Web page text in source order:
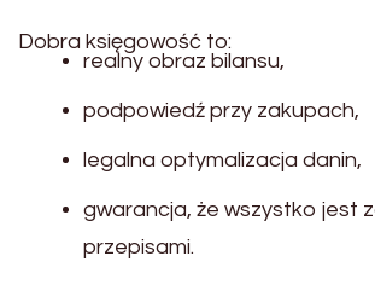
Dobra księgowość to:
realny obraz bilansu,
podpowiedź przy zakupach,
legalna optymalizacja danin,
gwarancja, że wszystko jest
przepisami.